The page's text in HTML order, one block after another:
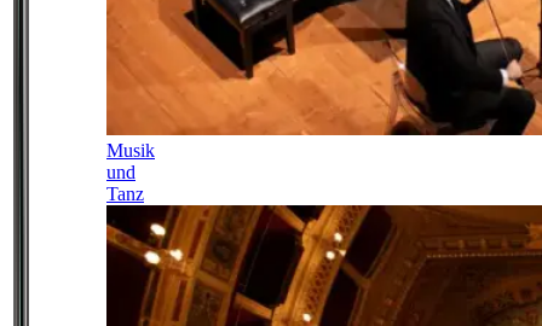
Musik
und
Tanz